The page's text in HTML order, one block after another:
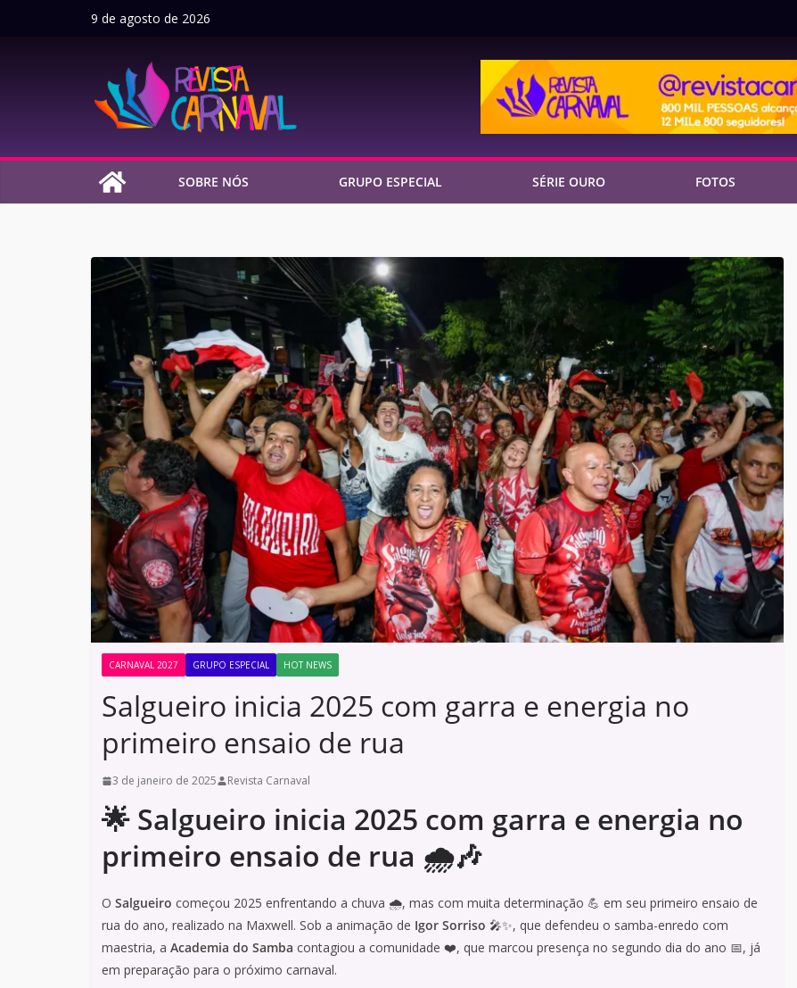
9 de agosto de 2026
SOBRE NÓS GRUPO ESPECIAL SÉRIE OURO FOTOS
CARNAVAL 2027 GRUPO ESPECIAL HOT NEWS
Salgueiro inicia 2025 com garra e energia no
primeiro ensaio de rua
3 de janeiro de 2025 Revista Carnaval
🌟 Salgueiro inicia 2025 com garra e energia no
primeiro ensaio de rua 🌧️🎶
O Salgueiro começou 2025 enfrentando a chuva 🌧️, mas com muita determinação 💪 em seu primeiro ensaio de
rua do ano, realizado na Maxwell. Sob a animação de Igor Sorriso 🎤✨, que defendeu o samba-enredo com
maestria, a Academia do Samba contagiou a comunidade ❤️, que marcou presença no segundo dia do ano 📅, já
em preparação para o próximo carnaval.